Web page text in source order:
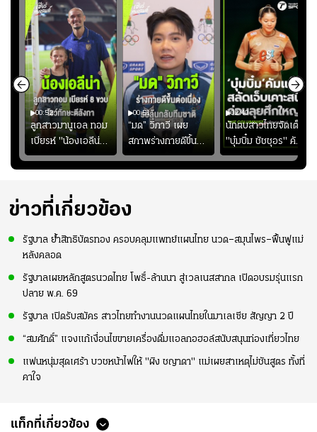
00:52
ลูกสาวมานูเอล ทอม
เบียรห์ "น้องเอลีน่า"
วัย 8 ขวบ โชว์ตี
ลังกาสุดพริ้ว
00:51
“มด” วิภาวี เผย
สภาพร่างกายดีขึ้น
อย่างต่อเนื่อง พร้อม
พยายามลงสนามให้
ความมั่นใจ
02:40
นักตบสาวไทยจัดเต็ม
"บุ๋มบิ๋ม ชัชชุอร" คัม
แบ็ก ศึก" SEA V
CUP 2026" เลก
ข่าวที่เกี่ยวข้อง
รัฐบาล ย้ำสิทธิบัตรทอง ครอบคลุมแพทย์แผนไทย นวด–สมุนไพร–ฟื้นฟูแม่
หลังคลอด
รัฐบาลเผยหลักสูตรนวดไทย โพธิ์-ล้านนา สู่เวลเนสสากล เปิดอบรมรุ่นแรก
ปลาย พ.ค. 69
รัฐบาล เปิดรับสมัคร สาวไทยทำงานนวดแผนไทยในมาเลเซีย สัญญา 2 ปี
“สมศักดิ์” แจงแก้เงื่อนไขขายเครื่องดื่มแอลกอฮอล์สนับสนุนท่องเที่ยวไทย
แฟนหนุ่มสุดเศร้า บวชหน้าไฟให้ "ผิง ชญาดา" แม่เผยสาเหตุไม่ชันสูตร ทั้งที่
คาใจ
แท็กที่เกี่ยวข้อง